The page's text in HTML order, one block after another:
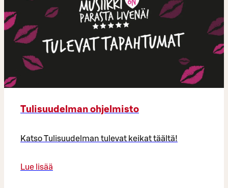
Tulisuudelman ohjelmisto
Katso Tulisuudelman tulevat keikat täältä!
Lue lisää